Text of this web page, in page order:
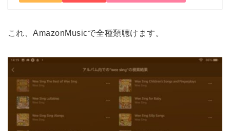
これ、AmazonMusicで全種類聴けます。